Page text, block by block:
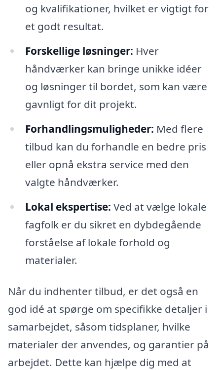
og kvalifikationer, hvilket er vigtigt for
et godt resultat.
Forskellige løsninger: Hver
håndværker kan bringe unikke idéer
og løsninger til bordet, som kan være
gavnligt for dit projekt.
Forhandlingsmuligheder: Med flere
tilbud kan du forhandle en bedre pris
eller opnå ekstra service med den
valgte håndværker.
Lokal ekspertise: Ved at vælge lokale
fagfolk er du sikret en dybdegående
forståelse af lokale forhold og
materialer.
Når du indhenter tilbud, er det også en
god idé at spørge om specifikke detaljer i
samarbejdet, såsom tidsplaner, hvilke
materialer der anvendes, og garantier på
arbejdet. Dette kan hjælpe dig med at